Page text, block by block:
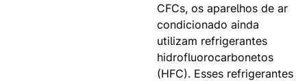
CFCs, os aparelhos de ar
condicionado ainda
utilizam refrigerantes
hidrofluorocarbonetos
(HFC). Esses refrigerantes